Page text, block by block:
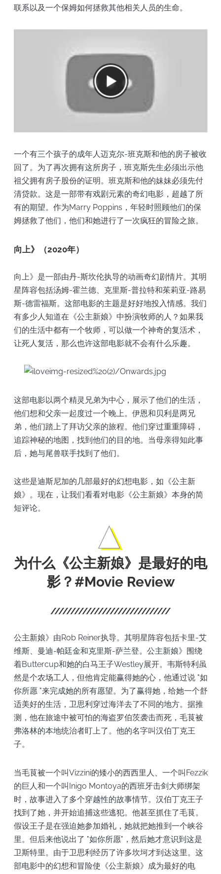
联系以及一个保姆如何拯救其他相关人员的生命。
一个有三个孩子的成年人迈克尔-班克斯和他的房子被收
回了。为了再次拥有这所房子，班克斯先生必须出示他
祖父拥有房子股份的证明。班克斯和他的妹妹必须先付
清贷款。这是一部带有戏剧元素的奇幻电影，超越了所
有的期望。作为Marry Poppins，年轻时照顾他们的保
姆拯救了他们，他们和她进行了一次疯狂的冒险之旅。
向上》（2020年）
向上》是一部由丹-斯坎伦执导的动画奇幻剧情片。其明
星阵容包括汤姆-霍兰德、克里斯-普拉特和茱莉亚-路易
斯-德雷福斯。这部电影的主题是好好地投入情感。我们
有多少人知道在《公主新娘》中扮演牧师的人？如果我
们的生活中都有一个牧师，可以做一个神奇的复活术，
让死人复活，那么也许这部电影就不会有什么乐趣。
这部电影以两个精灵兄弟为中心，展示了他们的生活，
他们想和父亲一起度过一个晚上。伊恩和贝利是两兄
弟，他们踏上了拜访父亲的旅程。他们穿过重重障碍，
追踪神秘的地图，找到他们的目的地。当母亲得知此事
后，她与尾兽联手找到了他们。
这些是迪斯尼加的几部最好的幻想电影，如《公主新
娘》。现在，让我们看看对电影《公主新娘》本身的简
短评论。
为什么《公主新娘》是最好的电
影？#Movie Review
公主新娘》由Rob Reiner执导。其明星阵容包括卡里-艾
维斯、曼迪-帕廷金和克里斯-萨兰登。公主新娘》围绕
着Buttercup和她的白马王子Westley展开。韦斯特利虽
然是个农场工人，但他肯定能赢得她的心，他通过说 "如
你所愿 "来完成她的所有愿望。为了赢得她，给她一个舒
适美好的生活，卫思利穿过海洋去了不同的地方。据推
测，他在旅途中被可怕的海盗罗伯茨袭击而死，毛茛被
弗洛林的本地统治者盯上了。他的名字叫汉伯丁克王
子。
当毛茛被一个叫Vizzini的矮小的西西里人、一个叫Fezzik
的巨人和一个叫Inigo Montoya的西班牙击剑大师绑架
时，故事进入了多个穿越性的故事情节。汉伯丁克王子
找到了她，并开始追捕这些逃犯。他甚至抓住了毛茛。
假设王子是在强迫她参加婚礼，她就把她推到一个峡谷
里。但后来他说出了 "如你所愿"，然后她才意识到这是
卫斯特里。由于卫思利经历了许多坎坷才到达这里。这
部电影中的幻想和冒险使《公主新娘》成为最好的电